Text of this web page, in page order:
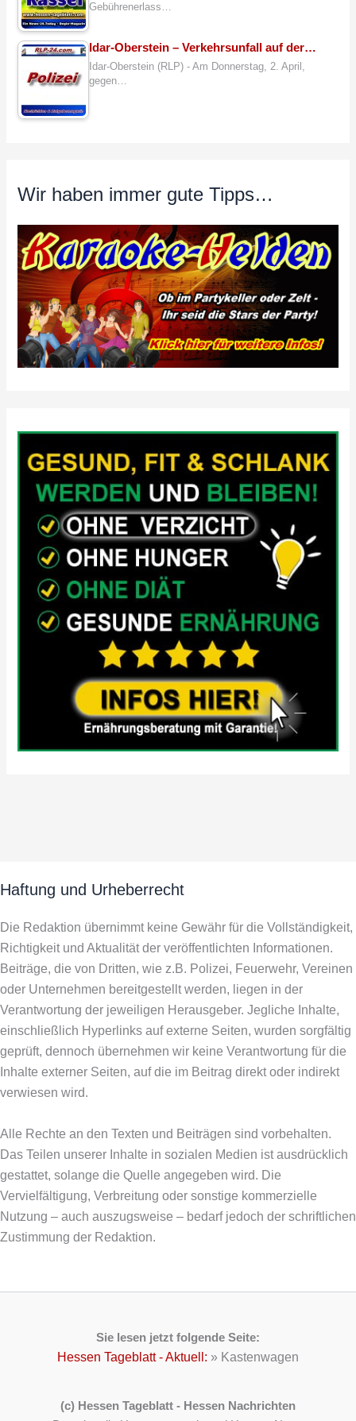
Gebührenerlass…
Idar-Oberstein – Verkehrsunfall auf der…
Idar-Oberstein (RLP) - Am Donnerstag, 2. April,
gegen…
Wir haben immer gute Tipps…
Haftung und Urheberrecht
Die Redaktion übernimmt keine Gewähr für die Vollständigkeit,
Richtigkeit und Aktualität der veröffentlichten Informationen.
Beiträge, die von Dritten, wie z.B. Polizei, Feuerwehr, Vereinen
oder Unternehmen bereitgestellt werden, liegen in der
Verantwortung der jeweiligen Herausgeber. Jegliche Inhalte,
einschließlich Hyperlinks auf externe Seiten, wurden sorgfältig
geprüft, dennoch übernehmen wir keine Verantwortung für die
Inhalte externer Seiten, auf die im Beitrag direkt oder indirekt
verwiesen wird.
Alle Rechte an den Texten und Beiträgen sind vorbehalten.
Das Teilen unserer Inhalte in sozialen Medien ist ausdrücklich
gestattet, solange die Quelle angegeben wird. Die
Vervielfältigung, Verbreitung oder sonstige kommerzielle
Nutzung – auch auszugsweise – bedarf jedoch der schriftlichen
Zustimmung der Redaktion.
Sie lesen jetzt folgende Seite:
Hessen Tageblatt - Aktuell: » Kastenwagen
(c) Hessen Tageblatt - Hessen Nachrichten